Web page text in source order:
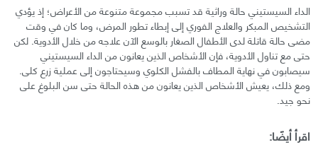
الداء السيستيني حالة وراثية قد تسبب مجموعة متنوعة من الأعراض؛ إذ يؤدي
التشخيص المبكر والعلاج الفوري إلى إبطاء تطور المرض، وما كان في وقت
مضى حالة قاتلة لدى الأطفال الصغار بالوسع الآن علاجه من خلال الأدوية. لكن
حتى مع تناول الأدوية، فإن الأشخاص الذين يعانون من الداء السيستيني
سيصابون في نهاية المطاف بالفشل الكلوي وسيحتاجون إلى عملية زرع كلى.
ومع ذلك، يعيش الأشخاص الذين يعانون من هذه الحالة حتى سن البلوغ على
نحو جيد.
اقرأ أيضًا: